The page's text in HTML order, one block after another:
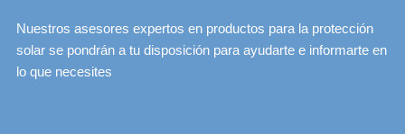
Nuestros asesores expertos en productos para la protección
solar se pondrán a tu disposición para ayudarte e informarte en
lo que necesites